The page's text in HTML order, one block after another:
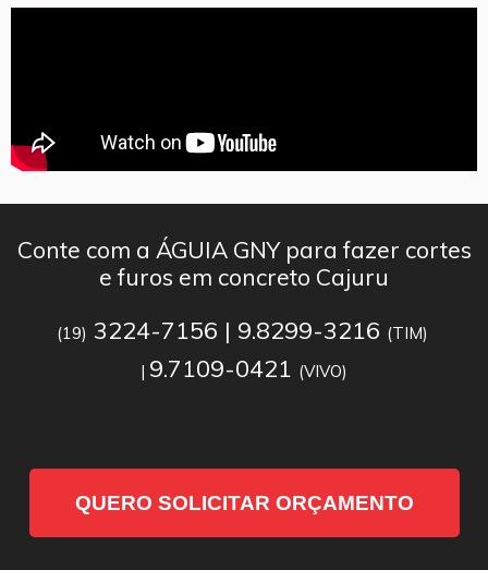
Conte com a ÁGUIA GNY para fazer cortes
e furos em concreto Cajuru
(19) 3224-7156 | 9.8299-3216 (TIM)
| 9.7109-0421 (VIVO)
QUERO SOLICITAR ORÇAMENTO